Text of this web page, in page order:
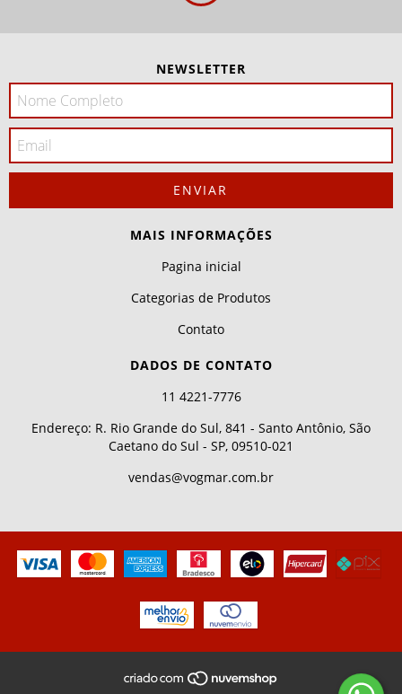
NEWSLETTER
MAIS INFORMAÇÕES
Pagina inicial
Categorias de Produtos
Contato
DADOS DE CONTATO
11 4221-7776
Endereço: R. Rio Grande do Sul, 841 - Santo Antônio, São
Caetano do Sul - SP, 09510-021
vendas@vogmar.com.br